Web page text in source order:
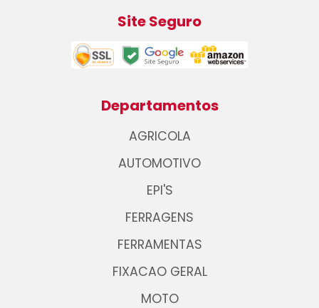
Site Seguro
Departamentos
AGRICOLA
AUTOMOTIVO
EPI'S
FERRAGENS
FERRAMENTAS
FIXACAO GERAL
MOTO